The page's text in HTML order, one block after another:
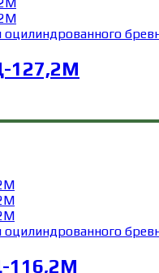
оцилиндрованного
127,2М
оцилиндрованного
116,2М